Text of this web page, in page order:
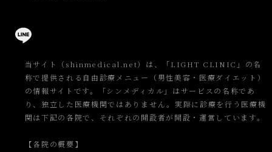
当サイト（shinmedical.net）は、「LIGHT CLINIC」の名
称で提供される自由診療メニュー（男性美容・医療ダイエット）
の情報サイトです。「シンメディカル」はサービスの名称であ
り、独立した医療機関ではありません。実際に診療を行う医療機
関は下記の各院で、それぞれの開設者が開設・運営しています。
【各院の概要】